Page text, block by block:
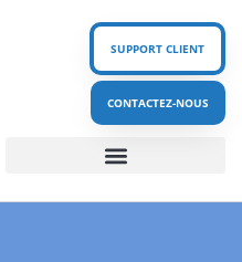
SUPPORT CLIENT
CONTACTEZ-NOUS